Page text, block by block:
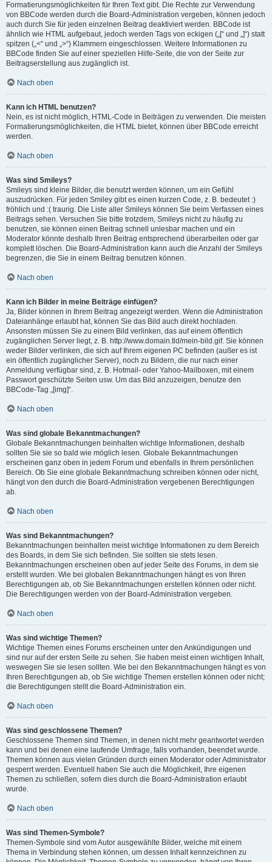
Formatierungsmöglichkeiten für Ihren Text gibt. Die Rechte zur Verwendung
von BBCode werden durch die Board-Administration vergeben, können jedoch
auch durch Sie für jeden einzelnen Beitrag deaktiviert werden. BBCode ist
ähnlich wie HTML aufgebaut, jedoch werden Tags von eckigen („[“ und „]“) statt
spitzen („<“ und „>“) Klammern eingeschlossen. Weitere Informationen zu
BBCode finden Sie auf einer speziellen Hilfe-Seite, die von der Seite zur
Beitragserstellung aus zugänglich ist.
Nach oben
Kann ich HTML benutzen?
Nein, es ist nicht möglich, HTML-Code in Beiträgen zu verwenden. Die meisten
Formatierungsmöglichkeiten, die HTML bietet, können über BBCode erreicht
werden.
Nach oben
Was sind Smileys?
Smileys sind kleine Bilder, die benutzt werden können, um ein Gefühl
auszudrücken. Für jeden Smiley gibt es einen kurzen Code, z. B. bedeutet :)
fröhlich und :( traurig. Die Liste aller Smileys können Sie beim Verfassen eines
Beitrags sehen. Versuchen Sie bitte trotzdem, Smileys nicht zu häufig zu
benutzen, sie können einen Beitrag schnell unlesbar machen und ein
Moderator könnte deshalb Ihren Beitrag entsprechend überarbeiten oder gar
komplett löschen. Die Board-Administration kann auch die Anzahl der Smileys
begrenzen, die Sie in einem Beitrag benutzen können.
Nach oben
Kann ich Bilder in meine Beiträge einfügen?
Ja, Bilder können in Ihrem Beitrag angezeigt werden. Wenn die Administration
Dateianhänge erlaubt hat, können Sie das Bild auch direkt hochladen.
Ansonsten müssen Sie zu einem Bild verlinken, das auf einem öffentlich
zugänglichen Server liegt, z. B. http://www.domain.tld/mein-bild.gif. Sie können
weder Bilder verlinken, die sich auf Ihrem eigenen PC befinden (außer es ist
ein öffentlich zugänglicher Server), noch zu Bildern, die nur nach einer
Anmeldung verfügbar sind, z. B. Hotmail- oder Yahoo-Mailboxen, mit einem
Passwort geschützte Seiten usw. Um das Bild anzuzeigen, benutze den
BBCode-Tag „[img]“.
Nach oben
Was sind globale Bekanntmachungen?
Globale Bekanntmachungen beinhalten wichtige Informationen, deshalb
sollten Sie sie so bald wie möglich lesen. Globale Bekanntmachungen
erscheinen ganz oben in jedem Forum und ebenfalls in Ihrem persönlichen
Bereich. Ob Sie eine globale Bekanntmachung schreiben können oder nicht,
hängt von den durch die Board-Administration vergebenen Berechtigungen
ab.
Nach oben
Was sind Bekanntmachungen?
Bekanntmachungen beinhalten meist wichtige Informationen zu dem Bereich
des Boards, in dem Sie sich befinden. Sie sollten sie stets lesen.
Bekanntmachungen erscheinen oben auf jeder Seite des Forums, in dem sie
erstellt wurden. Wie bei globalen Bekanntmachungen hängt es von Ihren
Berechtigungen ab, ob Sie Bekanntmachungen erstellen können oder nicht.
Die Berechtigungen werden von der Board-Administration vergeben.
Nach oben
Was sind wichtige Themen?
Wichtige Themen eines Forums erscheinen unter den Ankündigungen und
sind nur auf der ersten Seite zu sehen. Sie haben meist einen wichtigen Inhalt,
weswegen Sie sie lesen sollten. Wie bei den Bekanntmachungen hängt es von
Ihren Berechtigungen ab, ob Sie wichtige Themen erstellen können oder nicht;
die Berechtigungen stellt die Board-Administration ein.
Nach oben
Was sind geschlossene Themen?
Geschlossene Themen sind Themen, in denen nicht mehr geantwortet werden
kann und bei denen eine laufende Umfrage, falls vorhanden, beendet wurde.
Themen können aus vielen Gründen durch einen Moderator oder Administrator
gesperrt werden. Eventuell haben Sie auch die Möglichkeit, Ihre eigenen
Themen zu schließen, sofern dies durch die Board-Administration erlaubt
wurde.
Nach oben
Was sind Themen-Symbole?
Themen-Symbole sind vom Autor ausgewählte Bilder, welche mit einem
Thema in Verbindung stehen können, um dessen Inhalt kennzeichnen zu